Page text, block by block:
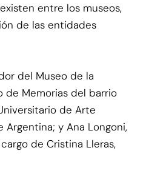
entre los museos,
de las entidades
del Museo de la
de Memorias del barrio
de Arte
y Ana Longoni,
de Cristina Lleras,